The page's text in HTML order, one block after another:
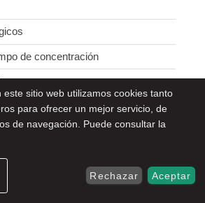
de concentración
sitio web utilizamos cookies tanto
para ofrecer un mejor servicio, de
de navegación. Puede consultar la
Rechazar Aceptar